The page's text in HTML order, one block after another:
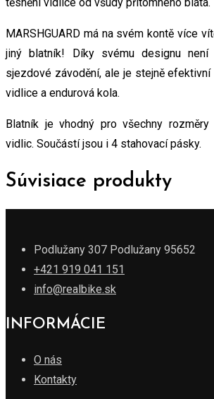
MARSHGUARD má na svém kontě více
jiný blatník! Díky svému designu
sjezdové závodění, ale je stejně
vidlice a endurová kola.
Blatník je vhodný pro všechny
vidlic. Součástí jsou i 4 stahovací pásky.
Súvisiace produkty
Podlužany 307 Podlužany 95652
+421 919 041 151
info@realbike.sk
INFORMÁCIE
O nás
Kontakty